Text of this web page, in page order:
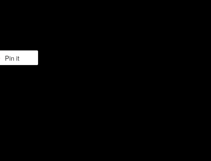
Pin it